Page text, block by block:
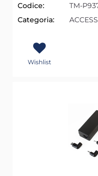
Codice:
TM-
Categoria:
Wishlist